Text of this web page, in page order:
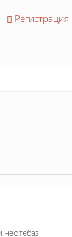
Регистрация
нефтебаз